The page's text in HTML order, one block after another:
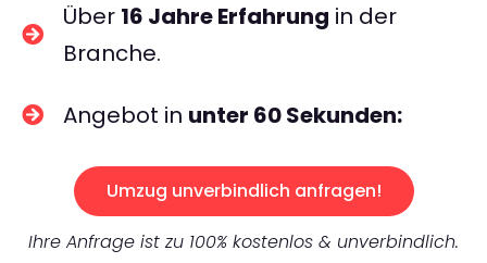
Über 16 Jahre Erfahrung in der
Branche.
Angebot in unter 60 Sekunden:
Umzug unverbindlich anfragen!
Ihre Anfrage ist zu 100% kostenlos & unverbindlich.